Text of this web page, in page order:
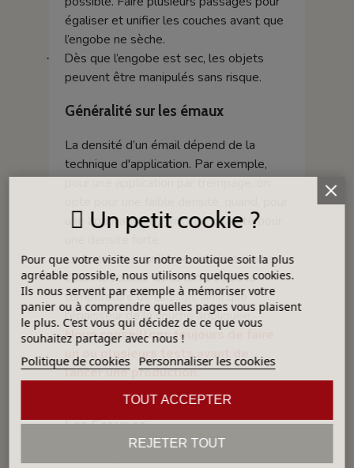
égaliser et unifier les couches avant que
l’engobe ne sèche.
·
Dès que l’engobe est sec, les objets
peuvent être manipulés sans risque.
Généralité sur les émaux
La densité d’un émail dépend de la
technique d'application. Par exemple,
une application au pinceau, on opte pour
La teinte et la brillance de l'émail varient
selon la couleur de la terre et/ou la
température de cuisson, ainsi que
l'épaisseur de la couche appliquée.
Nous conseillons toujours de faire
un ou plusieurs tests avant de
lancer une production.
Les Groupes
Un petit cookie ?
Pour que votre visite sur notre boutique soit la plus
agréable possible, nous utilisons quelques cookies.
Ils nous servent par exemple à mémoriser votre
panier ou à comprendre quelles pages vous plaisent
le plus. C'est vous qui décidez de ce que vous
souhaitez partager avec nous !
Politique de cookies Personnaliser les cookies
REJETER TOUT
TOUT ACCEPTER